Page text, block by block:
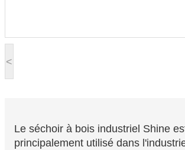
<
Le séchoir à bois industriel Shine
principalement utilisé dans